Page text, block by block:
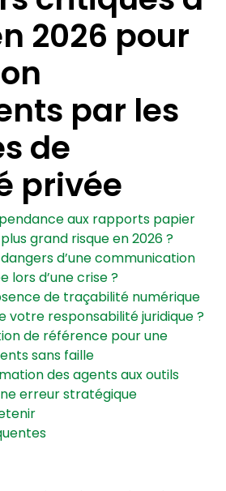
2026 pour
par les
de
privée
aux rapports papier
grand risque en 2026 ?
d’une communication
lors d’une crise ?
de traçabilité numérique
responsabilité juridique ?
de référence pour une
sans faille
des agents aux outils
erreur stratégique